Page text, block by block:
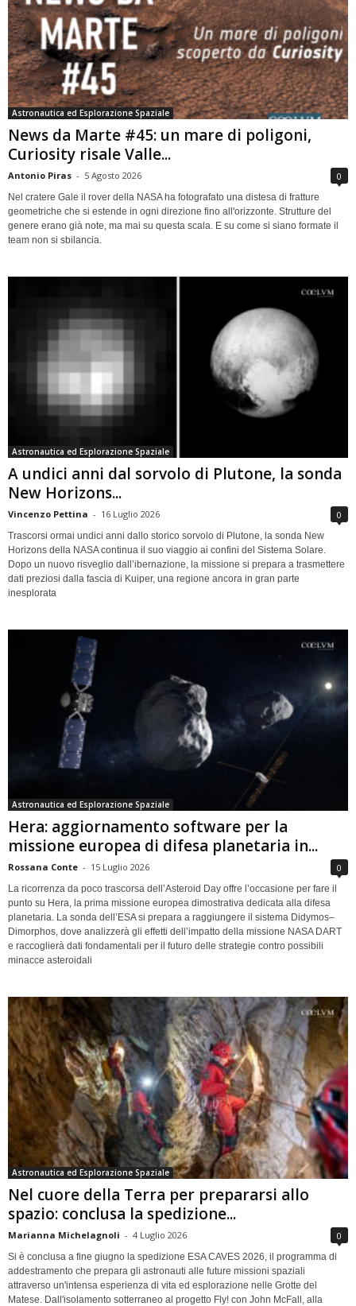
Astronautica ed Esplorazione Spaziale
News da Marte #45: un mare di poligoni,
Curiosity risale Valle...
Antonio Piras - 5 Agosto 2026 0
Nel cratere Gale il rover della NASA ha fotografato una distesa di fratture
geometriche che si estende in ogni direzione fino all'orizzonte. Strutture del
genere erano già note, ma mai su questa scala. E su come si siano formate il
team non si sbilancia.
Astronautica ed Esplorazione Spaziale
A undici anni dal sorvolo di Plutone, la sonda
New Horizons...
Vincenzo Pettina - 16 Luglio 2026 0
Trascorsi ormai undici anni dallo storico sorvolo di Plutone, la sonda New
Horizons della NASA continua il suo viaggio ai confini del Sistema Solare.
Dopo un nuovo risveglio dall’ibernazione, la missione si prepara a trasmettere
dati preziosi dalla fascia di Kuiper, una regione ancora in gran parte
inesplorata
Astronautica ed Esplorazione Spaziale
Hera: aggiornamento software per la
missione europea di difesa planetaria in...
Rossana Conte - 15 Luglio 2026 0
La ricorrenza da poco trascorsa dell’Asteroid Day offre l’occasione per fare il
punto su Hera, la prima missione europea dimostrativa dedicata alla difesa
planetaria. La sonda dell’ESA si prepara a raggiungere il sistema Didymos–
Dimorphos, dove analizzerà gli effetti dell’impatto della missione NASA DART
e raccoglierà dati fondamentali per il futuro delle strategie contro possibili
minacce asteroidali
Astronautica ed Esplorazione Spaziale
Nel cuore della Terra per prepararsi allo
spazio: conclusa la spedizione...
Marianna Michelagnoli - 4 Luglio 2026 0
Si è conclusa a fine giugno la spedizione ESA CAVES 2026, il programma di
addestramento che prepara gli astronauti alle future missioni spaziali
attraverso un'intensa esperienza di vita ed esplorazione nelle Grotte del
Matese. Dall'isolamento sotterraneo al progetto Fly! con John McFall, alla